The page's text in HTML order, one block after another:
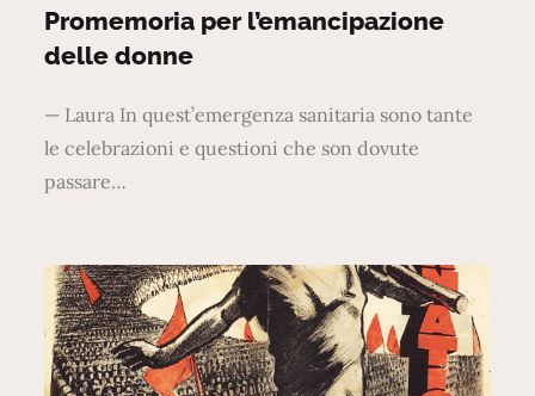
on
Promemoria per l’emancipazione
delle donne
— Laura In quest’emergenza sanitaria sono tante
le celebrazioni e questioni che son dovute
passare…